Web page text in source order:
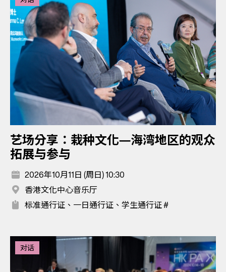
艺场分享：栽种文化—海湾地区的观众
拓展与参与
2026年10月11日 (周日) 10:30
香港文化中心音乐厅
标准通行证、一日通行证、学生通行证 #
对话